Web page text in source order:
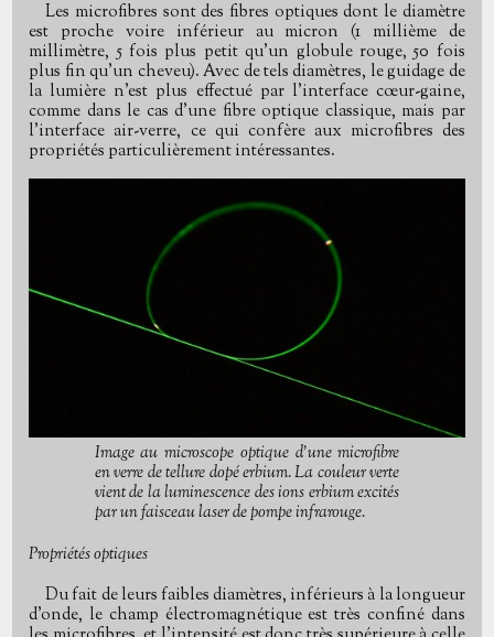
Les microfibres sont des fibres optiques dont le diamètre
est proche voire inférieur au micron (1 millième de
millimètre, 5 fois plus petit qu'un globule rouge, 50 fois
plus fin qu'un cheveu). Avec de tels diamètres, le guidage de
la lumière n'est plus effectué par l'interface cœur-gaine,
comme dans le cas d'une fibre optique classique, mais par
l'interface air-verre, ce qui confère aux microfibres des
propriétés particulièrement intéressantes.
Image au microscope optique d'une microfibre
en verre de tellure dopé erbium. La couleur verte
vient de la luminescence des ions erbium excités
par un faisceau laser de pompe infrarouge.
Propriétés optiques
Du fait de leurs faibles diamètres, inférieurs à la longueur
d'onde, le champ électromagnétique est très confiné dans